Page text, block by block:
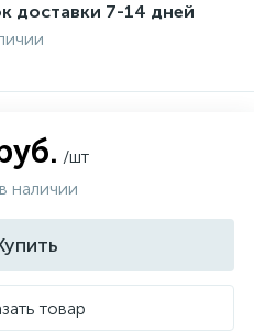
доставки 7-14 дней
/шт
наличии
товар